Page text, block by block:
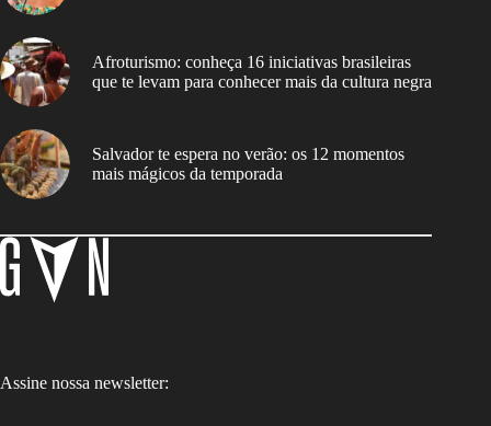
Afroturismo: conheça 16 iniciativas brasileiras
que te levam para conhecer mais da cultura negra
Salvador te espera no verão: os 12 momentos
mais mágicos da temporada
Assine nossa newsletter: